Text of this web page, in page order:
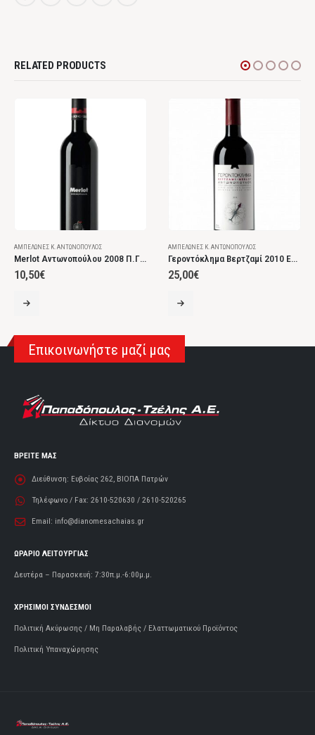
RELATED PRODUCTS
ΑΜΠΕΛΏΝΕΣ Κ. ΑΝΤΩΝΌΠΟΥΛΟΣ
Merlot Αντωνοπούλου 2008 Π.Γ.Ε. Αχαΐα Ερυθρός Ξηρός
10,50€
ΑΜΠΕΛΏΝΕΣ Κ. ΑΝΤΩΝΌΠΟΥΛΟΣ
Γεροντόκλημα Βερτζαμί 2010 Επιτραπέζιος Ερυθρός Ξηρός
25,00€
Επικοινωνήστε μαζί μας
ΒΡΕΙΤΕ ΜΑΣ
Διεύθυνση: Ευβοίας 262, ΒΙΟΠΑ Πατρών
Τηλέφωνο / Fax: 2610-520630 / 2610-520265
Email: info@dianomesachaias.gr
ΩΡΑΡΙΟ ΛΕΙΤΟΥΡΓΙΑΣ
Δευτέρα – Παρασκευή: 7:30π.μ.-6:00μ.μ.
ΧΡΗΣΙΜΟΙ ΣΥΝΔΕΣΜΟΙ
Πολιτική Ακύρωσης / Μη Παραλαβής / Ελαττωματικού Προϊόντος
Πολιτική Υπαναχώρησης